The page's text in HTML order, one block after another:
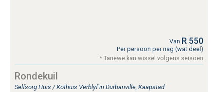
Van R 550
Per persoon per nag (wat deel)
* Tariewe kan wissel volgens seisoen
Rondekuil
Selfsorg Huis / Kothuis Verblyf in Durbanville, Kaapstad